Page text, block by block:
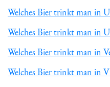
Welches Bier trinkt man in
Welches Bier trinkt man in
Welches Bier trinkt man in
Welches Bier trinkt man in